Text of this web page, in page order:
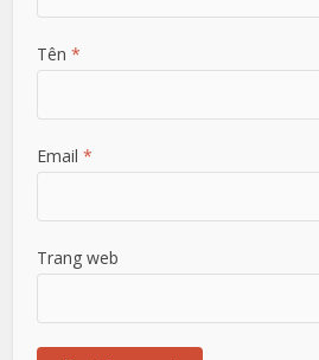
Tên*
Email*
Trang web